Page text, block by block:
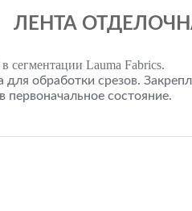
ЛЕНТА
в сегментации Lauma Fabrics.
для обработки срезов.
первоначальное состояние.